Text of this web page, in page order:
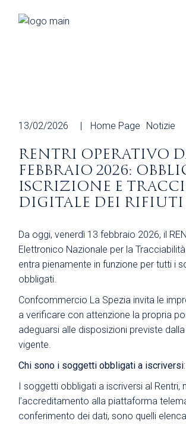
13/02/2026 Home Page Notizie
RENTRI OPERATIVO
FEBBRAIO 2026:
ISCRIZIONE E
DIGITALE DEI RIFIUTI
Da oggi, venerdì 13 febbraio 2026, il
Elettronico Nazionale per la
entra pienamente in funzione per tutti i
obbligati.
Confcommercio La Spezia invita le
a verificare con attenzione la propria
adeguarsi alle disposizioni previste
vigente.
Chi sono i soggetti obbligati a iscriversi:
I soggetti obbligati a iscriversi al Rentri,
l’accreditamento alla piattaforma
conferimento dei dati, sono quelli